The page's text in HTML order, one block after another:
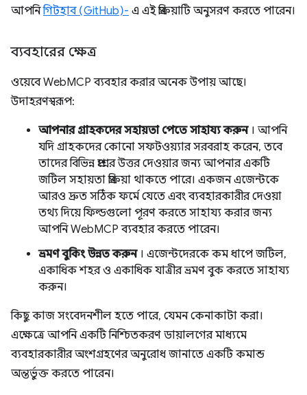
আপনিগিটহাব (GitHub)- এ এই প্রক্রিয়াটি অনুসরণ করতে পারেন।
ব্যবহারের ক্ষেত্র
ওয়েবে WebMCP ব্যবহার করার অনেক উপায় আছে।
উদাহরণস্বরূপ:
আপনার গ্রাহকদের সহায়তা পেতে সাহায্য করুন। আপনি
যদি গ্রাহকদের কোনো সফটওয়্যার সরবরাহ করেন, তবে
তাদের বিভিন্ন প্রশ্নের উত্তর দেওয়ার জন্য আপনার একটি
জটিল সহায়তা প্রক্রিয়া থাকতে পারে। একজন এজেন্টকে
আরও দ্রুত সঠিক ফর্মে যেতে এবং ব্যবহারকারীর দেওয়া
তথ্য দিয়ে ফিল্ডগুলো পূরণ করতে সাহায্য করার জন্য
আপনি WebMCP ব্যবহার করতে পারেন।
ভ্রমণ বুকিং উন্নত করুন। এজেন্টদেরকে কম ধাপে জটিল,
একাধিক শহর ও একাধিক যাত্রীর ভ্রমণ বুক করতে সাহায্য
করুন।
কিছু কাজ সংবেদনশীল হতে পারে, যেমন কেনাকাটা করা।
এক্ষেত্রে আপনি একটি নিশ্চিতকরণ ডায়ালগের মাধ্যমে
ব্যবহারকারীর অংশগ্রহণের অনুরোধ জানাতে একটি কমান্ড
অন্তর্ভুক্ত করতে পারেন।